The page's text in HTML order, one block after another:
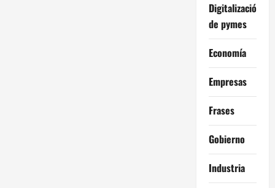
Digitalización
de pymes
Economía
Empresas
Frases
Gobierno
Industria